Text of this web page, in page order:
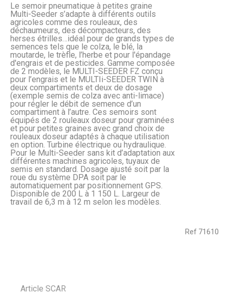
Ref 71610
Le semoir pneumatique à petites graine
Multi-Seeder s’adapte à différents outils
agricoles comme des rouleaux, des
déchaumeurs, des décompacteurs, des
herses étrilles…idéal pour de grands types de
semences tels que le colza, le blé, la
moutarde, le trèfle, l’herbe et pour l'épandage
d'engrais et de pesticides. Gamme composée
de 2 modèles, le MULTI-SEEDER FZ conçu
pour l’engrais et le MULTIi-SEEDER TWIN à
deux compartiments et deux de dosage
(exemple semis de colza avec anti-limace)
pour régler le débit de semence d’un
compartiment à l’autre. Ces semoirs sont
équipés de 2 rouleaux doseur pour graminées
et pour petites graines avec grand choix de
rouleaux doseur adaptés à chaque utilisation
en option. Turbine électrique ou hydraulique.
Pour le Multi-Seeder sans kit d’adaptation aux
différentes machines agricoles, tuyaux de
semis en standard. Dosage ajusté soit par la
roue du système DPA soit par le
automatiquement par positionnement GPS.
Disponible de 200 L à 1 150 L. Largeur de
travail de 6,3 m à 12 m selon les modèles.
Article SCAR